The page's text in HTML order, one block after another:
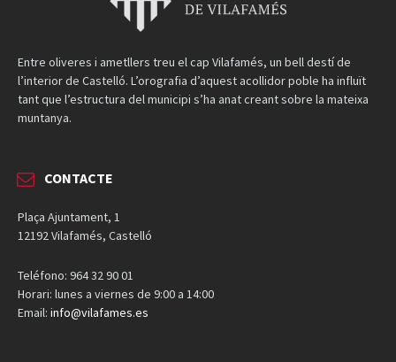
Entre oliveres i ametllers treu el cap Vilafamés, un bell destí de
l’interior de Castelló. L’orografia d’aquest acollidor poble ha influït
tant que l’estructura del municipi s’ha anat creant sobre la mateixa
muntanya.
CONTACTE
Plaça Ajuntament, 1
12192 Vilafamés, Castelló
Teléfono: 964 32 90 01
Horari: lunes a viernes de 9:00 a 14:00
Email: info@vilafames.es